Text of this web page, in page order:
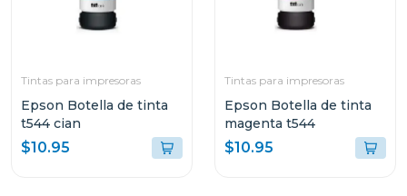
Tintas para impresoras
Epson Botella de tinta
t544 cian
$10.95
Tintas para impresoras
Epson Botella de tinta
magenta t544
$10.95